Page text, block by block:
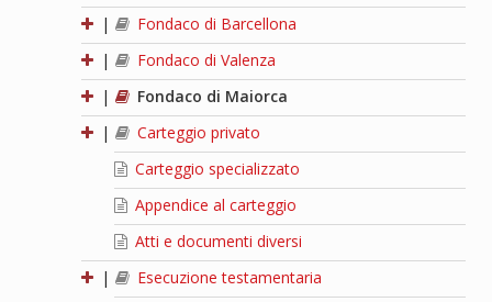
|
Fondaco di Barcellona
|
Fondaco di Valenza
|
Fondaco di Maiorca
|
Carteggio privato
Carteggio specializzato
Appendice al carteggio
Atti e documenti diversi
|
Esecuzione testamentaria